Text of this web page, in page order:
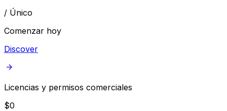
/ Único
Comenzar hoy
Discover
Licencias y permisos comerciales
$0